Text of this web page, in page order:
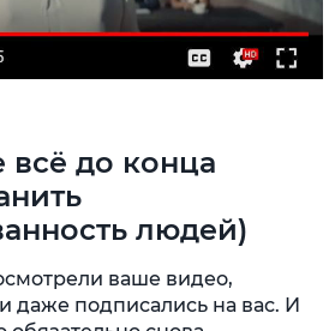
всё до конца
людей)
ваше видео,
даже подписались на вас. И